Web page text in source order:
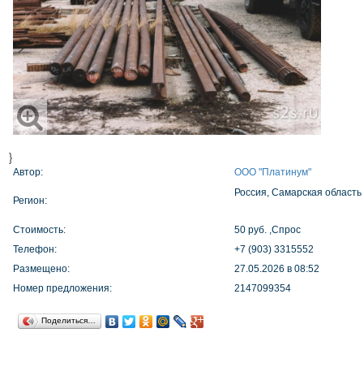
}
Автор: ООО "Платинум"
Регион:
Россия, Самарская область
Стоимость:
50 руб. ,Спрос
Телефон:
+7 (903) 3315552
Размещено:
27.05.2026 в 08:52
Номер предложения:
2147099354
Поделиться…